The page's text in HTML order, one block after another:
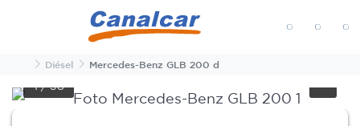
InicioDiésel Mercedes-Benz GLB 200 d
1/38